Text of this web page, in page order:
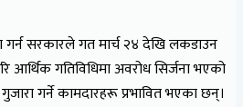
गर्न सरकारले गत मार्च २४ देखि लकडाउन
आर्थिक गतिविधिमा अवरोध सिर्जना भएको
गर्ने कामदारहरू प्रभावित भएका छन्।